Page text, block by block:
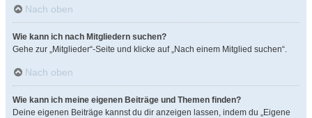
Nach oben
Wie kann ich nach Mitgliedern suchen?
Gehe zur „Mitglieder“-Seite und klicke auf „Nach einem Mitglied suchen“.
Nach oben
Wie kann ich meine eigenen Beiträge und Themen finden?
Deine eigenen Beiträge kannst du dir anzeigen lassen, indem du „Eigene